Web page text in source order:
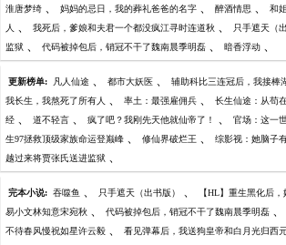
淮唐梦绮 、 妈妈的忌日，我的葬礼爸爸的名字 、 醉酒情思 、 和
人 、 我死后，爹娘和夫君一个都没疯江寻时连道秋 、 只手遮天（
监狱 、 代码被掉包后，销冠不干了魏南晨季明磊 、 暗香浮动 、
更新榜单: 凡人仙途 、 都市大妖医 、 辅助科比三连冠后，我接棒
我长生，我熬死了所有人 、 率土：最强雇佣兵 、 长生仙途：从苟
经 、 道不轻言 、 疯了吧？我刚先天他就仙帝了！ 、 官场：这一
生97拯救顶级家族命运登巅峰 、 修仙界破烂王 、 综影视：她脑子
越过来将贾张氏送进监狱 、
完本小说: 吞噬鱼 、 只手遮天（出书版） 、 【HL】重生黑化后
易小文林知意宋宛秋 、 代码被掉包后，销冠不干了魏南晨季明磊 、
不待春风慢祝如星许云毅 、 看见弹幕后，我送狗皇帝和白月光归西